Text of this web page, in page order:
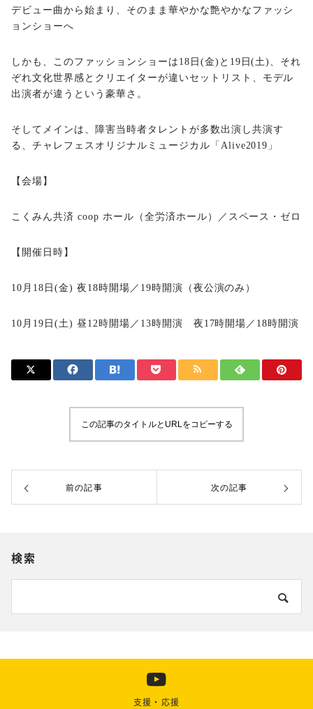
デビュー曲から始まり、そのまま華やかな艶やかなファッシ
ョンショーへ
しかも、このファッションショーは18日(金)と19日(土)、それ
ぞれ文化世界感とクリエイターが違いセットリスト、モデル
出演者が違うという豪華さ。
そしてメインは、障害当時者タレントが多数出演し共演す
る、チャレフェスオリジナルミュージカル「Alive2019」
【会場】
こくみん共済 coop ホール（全労済ホール）／スペース・ゼロ
【開催日時】
10月18日(金) 夜18時開場／19時開演（夜公演のみ）
10月19日(土) 昼12時開場／13時開演 夜17時開場／18時開演
この記事のタイトルとURLをコピーする
前の記事 次の記事
検索
支援・応援